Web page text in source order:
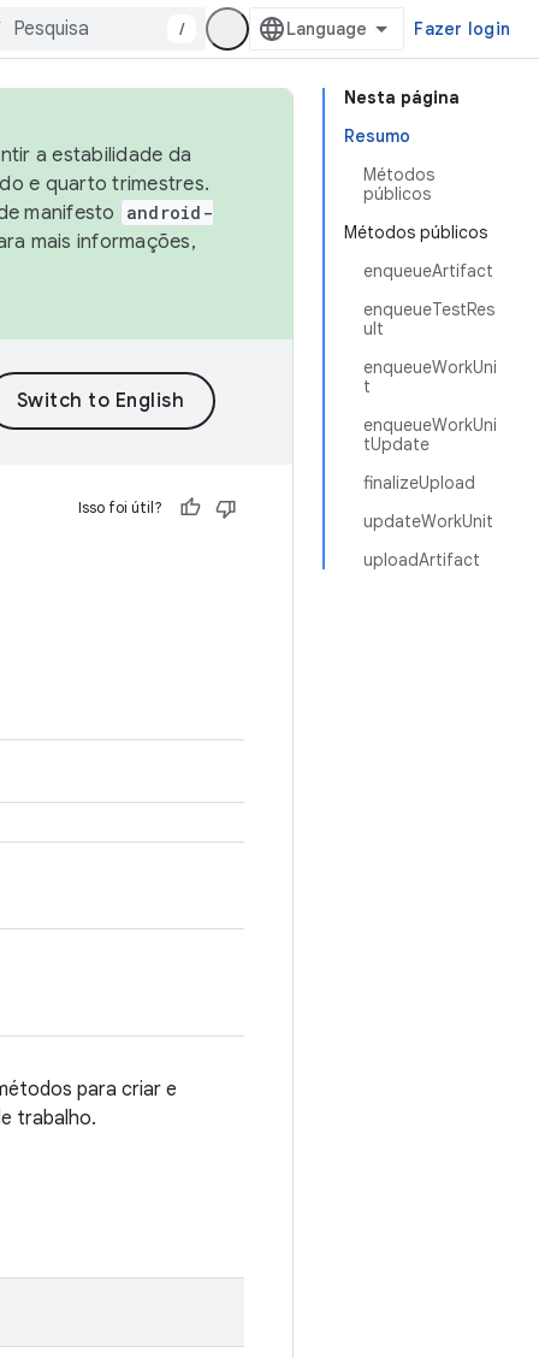
/ Fazer login
Nesta página
Resumo
Métodos
públicos
Métodos públicos
enqueueArtifact
enqueueTestRes
ult
enqueueWorkUni
t
enqueueWorkUni
tUpdate
finalizeUpload
updateWorkUnit
uploadArtifact
a estabilidade da
e quarto trimestres.
manifesto
android-
mais informações,
Isso foi útil?
para criar e
trabalho.